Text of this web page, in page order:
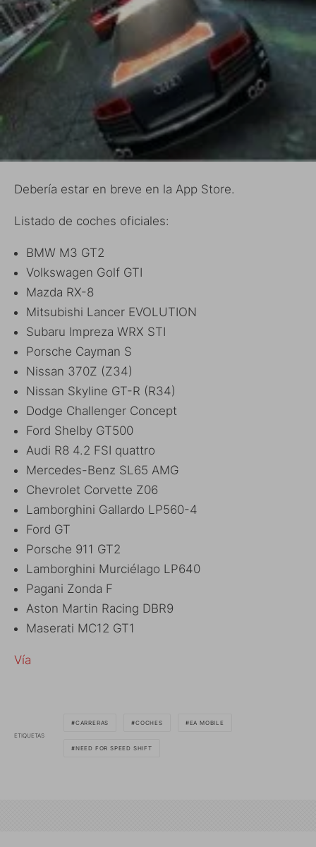
Debería estar en breve en la App Store.
Listado de coches oficiales:
BMW M3 GT2
Volkswagen Golf GTI
Mazda RX-8
Mitsubishi Lancer EVOLUTION
Subaru Impreza WRX STI
Porsche Cayman S
Nissan 370Z (Z34)
Nissan Skyline GT-R (R34)
Dodge Challenger Concept
Ford Shelby GT500
Audi R8 4.2 FSI quattro
Mercedes-Benz SL65 AMG
Chevrolet Corvette Z06
Lamborghini Gallardo LP560-4
Ford GT
Porsche 911 GT2
Lamborghini Murciélago LP640
Pagani Zonda F
Aston Martin Racing DBR9
Maserati MC12 GT1
Vía
ETIQUETAS
CARRERAS COCHES EA MOBILE
NEED FOR SPEED SHIFT